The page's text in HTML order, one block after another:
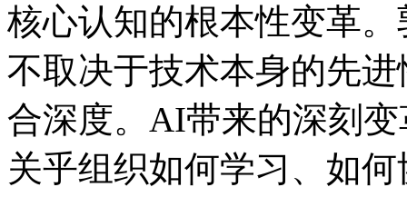
核心认知的根本性变革。
不取决于技术本身的先进
合深度。AI带来的深刻变革
关乎组织如何学习、如